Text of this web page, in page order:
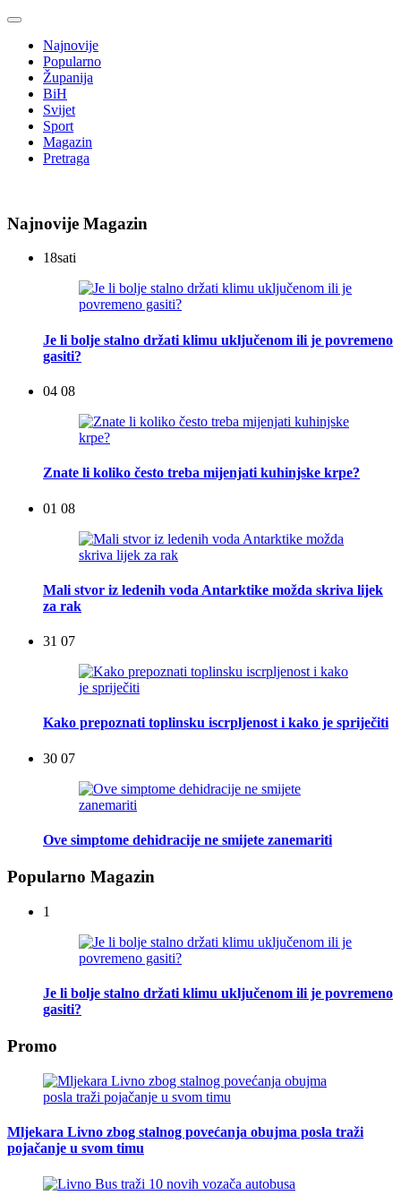
Najnovije
Popularno
Županija
BiH
Svijet
Sport
Magazin
Pretraga
Najnovije Magazin
18sati
Je li bolje stalno držati klimu uključenom ili je povremeno
gasiti?
04 08
Znate li koliko često treba mijenjati kuhinjske krpe?
01 08
Mali stvor iz ledenih voda Antarktike možda skriva lijek
za rak
31 07
Kako prepoznati toplinsku iscrpljenost i kako je spriječiti
30 07
Ove simptome dehidracije ne smijete zanemariti
Popularno Magazin
1
Je li bolje stalno držati klimu uključenom ili je povremeno
gasiti?
Promo
Mljekara Livno zbog stalnog povećanja obujma posla traži
pojačanje u svom timu